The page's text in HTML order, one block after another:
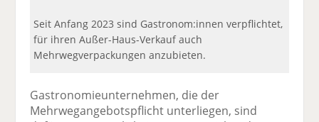
Seit Anfang 2023 sind Gastronom:innen verpflichtet,
für ihren Außer-Haus-Verkauf auch
Mehrwegverpackungen anzubieten.
Gastronomieunternehmen, die der
Mehrwegangebotspflicht unterliegen, sind